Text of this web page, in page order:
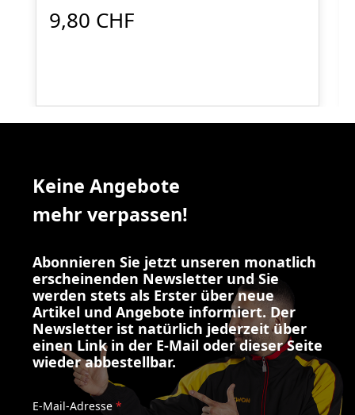
9,80 CHF
Keine Angebote
mehr verpassen!
Abonnieren Sie jetzt unseren monatlich
erscheinenden Newsletter und Sie
werden stets als Erster über neue
Artikel und Angebote informiert. Der
Newsletter ist natürlich jederzeit über
einen Link in der E-Mail oder dieser Seite
wieder abbestellbar.
E-Mail-Adresse *